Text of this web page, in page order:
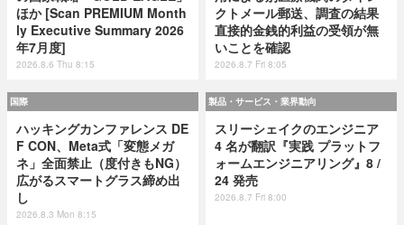
ほか [Scan PREMIUM Month
ly Executive Summary 2026
年7月度]
2026.8.6 Thu 8:15
クトメール郵送、調査の結果
直接的金銭的利益の受領が無
いことを確認
2026.8.7 Fri 8:05
国際
ハッキングカンファレンス DE
F CON、Meta式「変態メガ
ネ」全面禁止（度付きもNG）
広がるスマートグラス締め出
し
2026.8.3 Mon 8:15
製品・サービス・業界動向
スリーシェイクのエンジニア
4 名が翻訳『実践 プラットフ
ォームエンジニアリング』8 /
24 発売
2026.8.7 Fri 8:00